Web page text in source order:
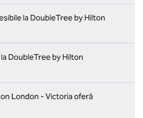
la DoubleTree by Hilton
DoubleTree by Hilton
London - Victoria oferă